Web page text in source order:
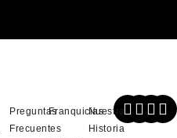
Preguntas
Frecuentes
FranquiciasNuestra
Historia